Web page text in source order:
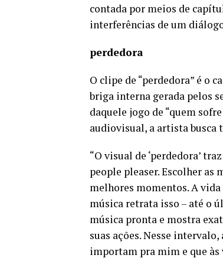
contada por meios de
interferências de um
perdedora
O clipe de “perdedora” é o
briga interna gerada pelos
daquele jogo de “quem
audiovisual, a artista busca
“O visual de ‘perdedora’
people pleaser. Escolher
melhores momentos. A
música retrata isso – até o
música pronta e mostra
suas ações. Nesse
importam pra mim e que às